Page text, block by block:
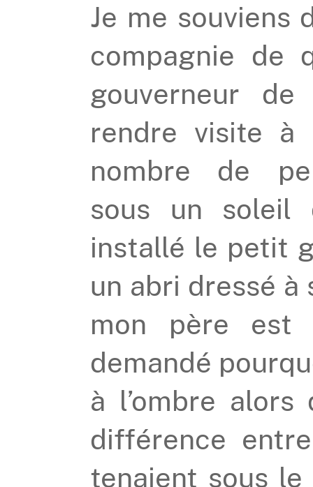
Je me souviens
compagnie de
gouverneur
rendre visite à
nombre de
sous un soleil
installé le petit
un abri dressé à
mon père est
demandé
à l’ombre alors
différence
tenaient sous